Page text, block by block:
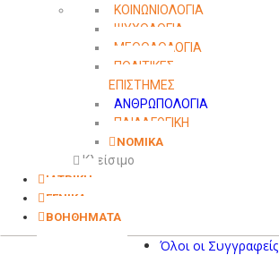
ΚΟΙΝΩΝΙΟΛΟΓΙΑ
ΨΥΧΟΛΟΓΙΑ
ΜΕΘΟΔΟΛΟΓΙΑ
ΠΟΛΙΤΙΚΕΣ
ΕΠΙΣΤΗΜΕΣ
ΑΝΘΡΩΠΟΛΟΓΙΑ
ΠΑΙΔΑΓΩΓΙΚΗ
ΝΟΜΙΚΑ
Κλείσιμο
ΙΑΤΡΙΚΗ
ΓΕΝΙΚΑ
ΒΟΗΘΗΜΑΤΑ
Όλοι οι Συγγραφείς